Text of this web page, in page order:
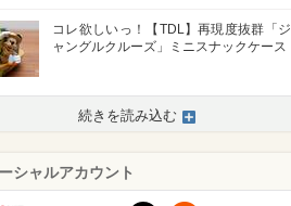
コレ欲しいっ！【TDL】再現度抜群「ジ
ャングルクルーズ」ミニスナックケース
続きを読み込む
シャルアカウント